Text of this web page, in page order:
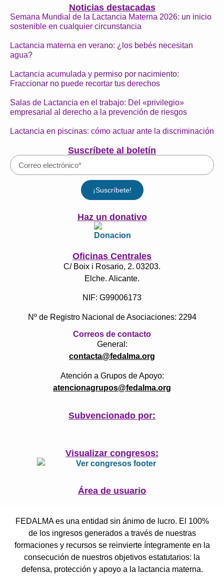
Noticias destacadas
Semana Mundial de la Lactancia Materna 2026: un inicio
sostenible en cualquier circunstancia
Lactancia materna en verano: ¿los bebés necesitan
agua?
Lactancia acumulada y permiso por nacimiento:
Fraccionar no puede recortar tus derechos
Salas de Lactancia en el trabajo: Del «privilegio»
empresarial al derecho a la prevención de riesgos
Lactancia en piscinas: cómo actuar ante la discriminación
Suscríbete al boletín
¡Suscríbete!
Haz un donativo
Oficinas Centrales
C/ Boix i Rosario, 2. 03203.
Elche. Alicante.
NIF: G99006173
Nº de Registro Nacional de Asociaciones: 2294
Correos de contacto
General:
contacta@fedalma.org
Atención a Grupos de Apoyo:
atencionagrupos@fedalma.org
Subvencionado por:
Visualizar congresos:
Área de usuario
FEDALMA es una entidad sin ánimo de lucro. El 100%
de los ingresos generados a través de nuestras
formaciones y recursos se reinvierte íntegramente en la
consecución de nuestros objetivos estatutarios: la
defensa, protección y apoyo a la lactancia materna.